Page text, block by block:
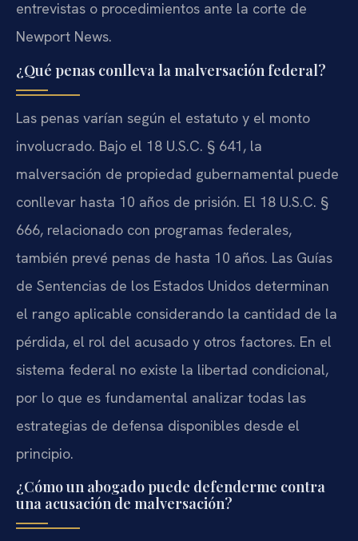
entrevistas o procedimientos ante la corte de
Newport News.
¿Qué penas conlleva la malversación federal?
Las penas varían según el estatuto y el monto
involucrado. Bajo el 18 U.S.C. § 641, la
malversación de propiedad gubernamental puede
conllevar hasta 10 años de prisión. El 18 U.S.C. §
666, relacionado con programas federales,
también prevé penas de hasta 10 años. Las Guías
de Sentencias de los Estados Unidos determinan
el rango aplicable considerando la cantidad de la
pérdida, el rol del acusado y otros factores. En el
sistema federal no existe la libertad condicional,
por lo que es fundamental analizar todas las
estrategias de defensa disponibles desde el
principio.
¿Cómo un abogado puede defenderme contra
una acusación de malversación?